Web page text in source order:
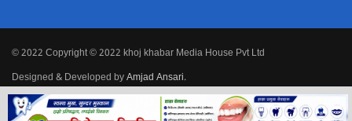
© 2022 Copyright © 2022 khoj khabar Media House Pvt Ltd
Designed & Developed byAmjad Ansari.